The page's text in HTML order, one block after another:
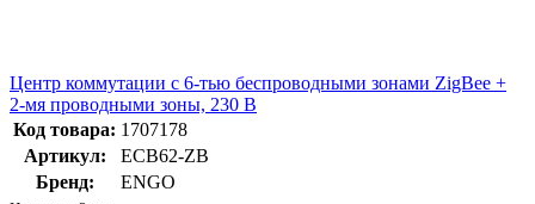
Центр коммутации с 6-тью беспроводными зонами ZigBee +
2-мя проводными зоны, 230 В
Код товара: 1707178
Артикул:
ECB62-ZB
Бренд:
ENGO